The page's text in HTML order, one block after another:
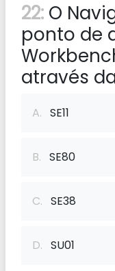
22: O
ponto de
através
A. SE11
B. SE80
C. SE38
D. SU01